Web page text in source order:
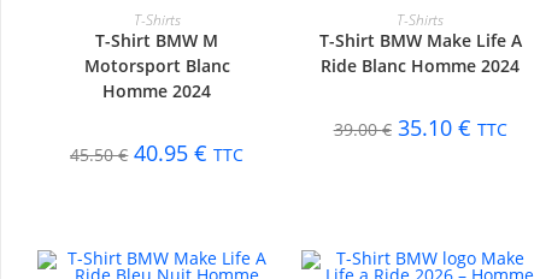
-10%
CHOIX DES OPTIONS
T-Shirts
T-Shirt BMW M
Motorsport Blanc
Homme 2024
45.50€ 40.95€ TTC
-10%
CHOIX DES OPTIONS
T-Shirts
T-Shirt BMW Make Life A
Ride Blanc Homme 2024
39.00€ 35.10 € TTC